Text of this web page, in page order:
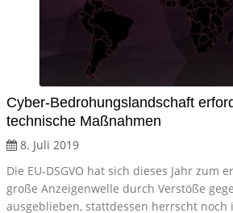
Cyber-Bedrohungslandschaft
technische Maßnahmen
8. Juli 2019
Die EU-DSGVO hat sich dieses Jahr zum
große Anzeigenwelle durch Verstöße
ausgeblieben, stattdessen herrscht noch